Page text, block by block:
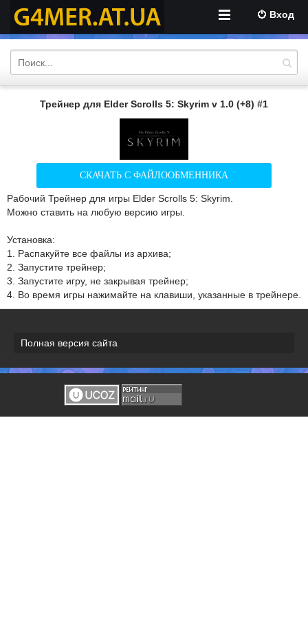
Вход
Трейнер для Elder Scrolls 5: Skyrim v 1.0 (+8) #1
СКАЧАТЬ С ФАЙЛООБМЕННИКА
Рабочий Трейнер для игры Elder Scrolls 5: Skyrim.
Можно ставить на любую версию игры.
Установка:
1. Распакуйте все файлы из архива;
2. Запустите трейнер;
3. Запустите игру, не закрывая трейнер;
4. Во время игры нажимайте на клавиши, указанные в трейнере.
Полная версия сайта